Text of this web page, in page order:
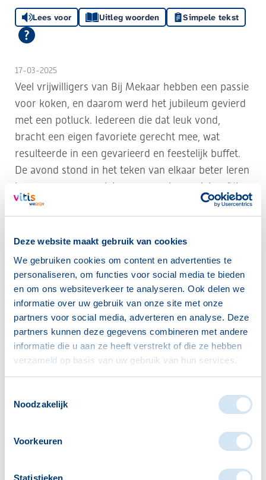
Deze website maakt gebruik van cookies
We gebruiken cookies om content en advertenties te
personaliseren, om functies voor social media te bieden
en om ons websiteverkeer te analyseren. Ook delen we
informatie over uw gebruik van onze site met onze
partners voor social media, adverteren en analyse. Deze
partners kunnen deze gegevens combineren met andere
informatie die u aan ze heeft verstrekt of die ze hebben
verzameld op basis van uw gebruik van hun services.
Noodzakelijk
Voorkeuren
Statistieken
Lees voor Uitleg woorden Simpele tekst
17-03-2025
Veel vrijwilligers van Bij Mekaar hebben een passie
voor koken, en daarom werd het jubileum gevierd
met een potluck. Iedereen die dat leuk vond,
bracht een eigen favoriete gerecht mee, wat
resulteerde in een gevarieerd en feestelijk buffet.
De avond stond in het teken van elkaar beter leren
kennen, samen genieten en ervaringen delen. " Ik
heb Theo en Thea leren kennen. Het was erg
gezellig”,vertelt vrijwilliger Annie.
Nieuwe contacten dankzij kleurkaarten
De kracht van de buurtrestaurants ligt in het
samenbrengen van buurtbewoners: via een uniek
kleurenkaartsysteem worden bezoekers aan elkaar
gekoppeld, zodat er steeds nieuwe ontmoetingen
ontstaan. Dit principe kwam ook terug tijdens het
jubileumfeest. Vrijwilligers werden met behulp van
interacties.
Renée Goppel, coördinator van Bij Mekaar,
“Onze
vrijwilligers zetten zich al jarenlang met liefde en